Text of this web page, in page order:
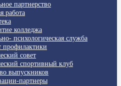
партнерство
работа
колледжа
психологическая служба
профилактики
совет
спортивный клуб
выпускников
партнеры